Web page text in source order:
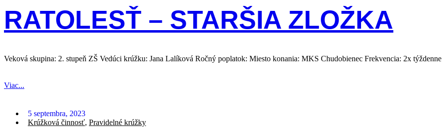
RATOLESŤ – STARŠIA ZLOŽKA
Veková skupina: 2. stupeň ZŠ Vedúci krúžku: Jana Lalíková Ročný poplatok: Miesto konania: MKS Chudobienec Frekvencia: 2x týždenne
Viac...
5 septembra, 2023
Krúžková činnosť, Pravidelné krúžky